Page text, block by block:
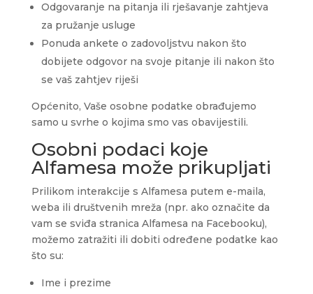
Odgovaranje na pitanja ili rješavanje zahtjeva
za pružanje usluge
Ponuda ankete o zadovoljstvu nakon što
dobijete odgovor na svoje pitanje ili nakon što
se vaš zahtjev riješi
Općenito, Vaše osobne podatke obrađujemo
samo u svrhe o kojima smo vas obavijestili.
Osobni podaci koje
Alfamesa može prikupljati
Prilikom interakcije s Alfamesa putem e-maila,
weba ili društvenih mreža (npr. ako označite da
vam se sviđa stranica Alfamesa na Facebooku),
možemo zatražiti ili dobiti određene podatke kao
što su:
Ime i prezime